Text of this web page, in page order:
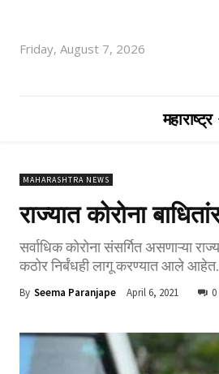
Friday, August 7, 2026
महाराष्ट्र
MAHARASHTRA NEWS
राज्यात कोरोना
सर्वाधिक कोरोना संसर्गित असणाऱ्या
कठोर निर्बंधही लागू करण्यात आले आहेत.
By Seema Paranjape April 6, 2021 0